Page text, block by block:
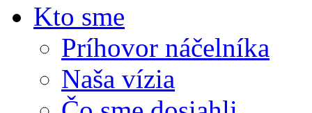
Kto sme
Príhovor náčelníka
Naša vízia